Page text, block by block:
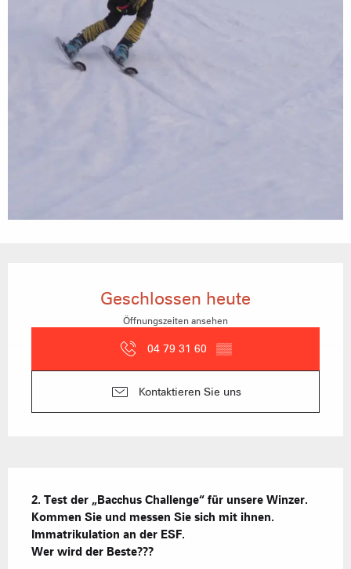
Geschlossen heute
Öffnungszeiten ansehen
04 79 31 60 ▒▒
Kontaktieren Sie uns
2. Test der „Bacchus Challenge“ für unsere Winzer.
Kommen Sie und messen Sie sich mit ihnen.
Immatrikulation an der ESF.
Wer wird der Beste???